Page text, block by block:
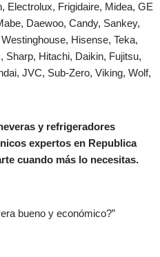
Electrolux, Frigidaire, Midea, GE
Daewoo, Candy, Sankey,
Hisense, Teka,
Sharp, Hitachi, Daikin, Fujitsu,
JVC, Sub-Zero, Viking, Wolf,
y refrigeradores
expertos en Republica
cuando más lo necesitas.
bueno y económico?”